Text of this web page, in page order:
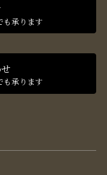
も承ります
も承ります